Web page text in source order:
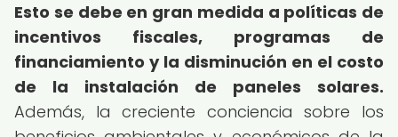
Esto se debe en gran medida a políticas de
incentivos fiscales, programas de
financiamiento y la disminución en el costo
de la instalación de paneles solares.
Además, la creciente conciencia sobre los